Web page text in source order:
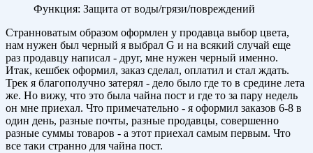
Функция: Защита от воды/грязи/повреждений
Странноватым образом оформлен у продавца выбор цвета,
нам нужен был черный я выбрал G и на всякий случай еще
раз продавцу написал - друг, мне нужен черный именно.
Итак, кешбек оформил, заказ сделал, оплатил и стал ждать.
Трек я благополучно затерял - дело было где то в средине лета
же. Но вижу, что это была чайна пост и где то за пару недель
он мне приехал. Что примечательно - я оформил заказов 6-8 в
один день, разные почты, разные продавцы, совершенно
разные суммы товаров - а этот приехал самым первым. Что
все таки странно для чайна пост.